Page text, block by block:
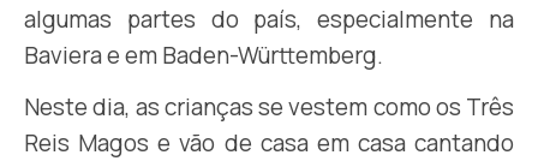
algumas partes do país, especialmente na
Baviera e em Baden-Württemberg.
Neste dia, as crianças se vestem como os Três
Reis Magos e vão de casa em casa cantando